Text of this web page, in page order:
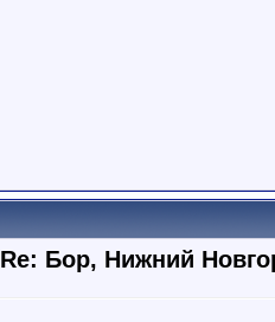
Re: Бор, Нижний